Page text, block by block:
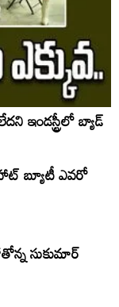
ఇండస్ట్రీలో బ్యాడ్
బ్యూటీ ఎవరో
సుకుమార్